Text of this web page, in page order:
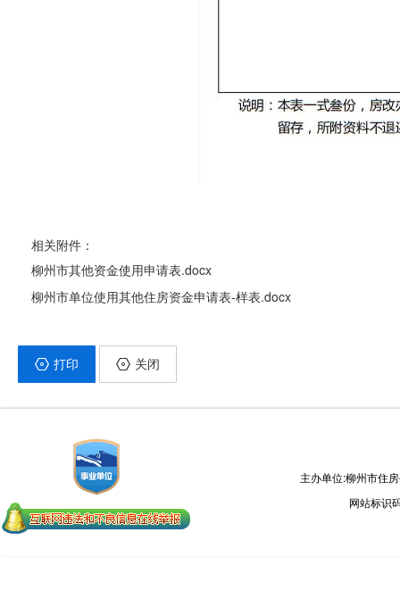
相关附件：
柳州市其他资金使用申请表.docx
柳州市单位使用其他住房资金申请表-样表.docx
打印 关闭
主办单位:柳州市住
网站标识